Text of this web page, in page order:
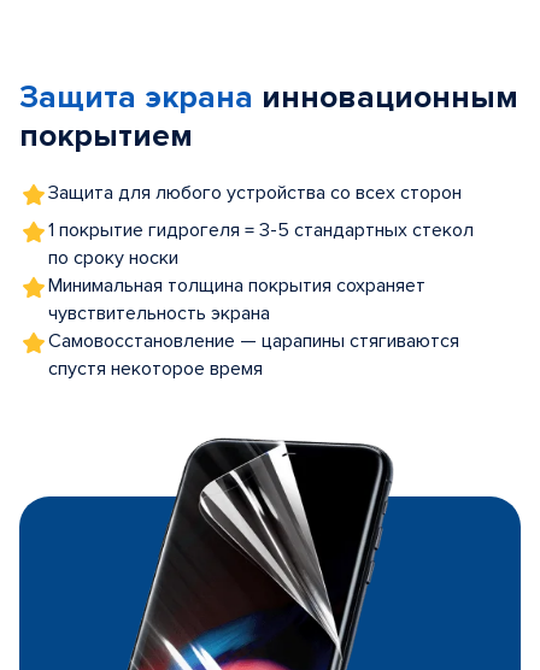
5
Защита экрана инновационным
покрытием
Защита для любого устройства со всех сторон
1 покрытие гидрогеля = 3-5 стандартных стекол
по сроку носки
Минимальная толщина покрытия сохраняет
чувствительность экрана
Самовосстановление — царапины стягиваются
спустя некоторое время